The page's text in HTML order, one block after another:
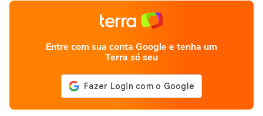
Entre com sua conta Google e tenha um
Terra só seu